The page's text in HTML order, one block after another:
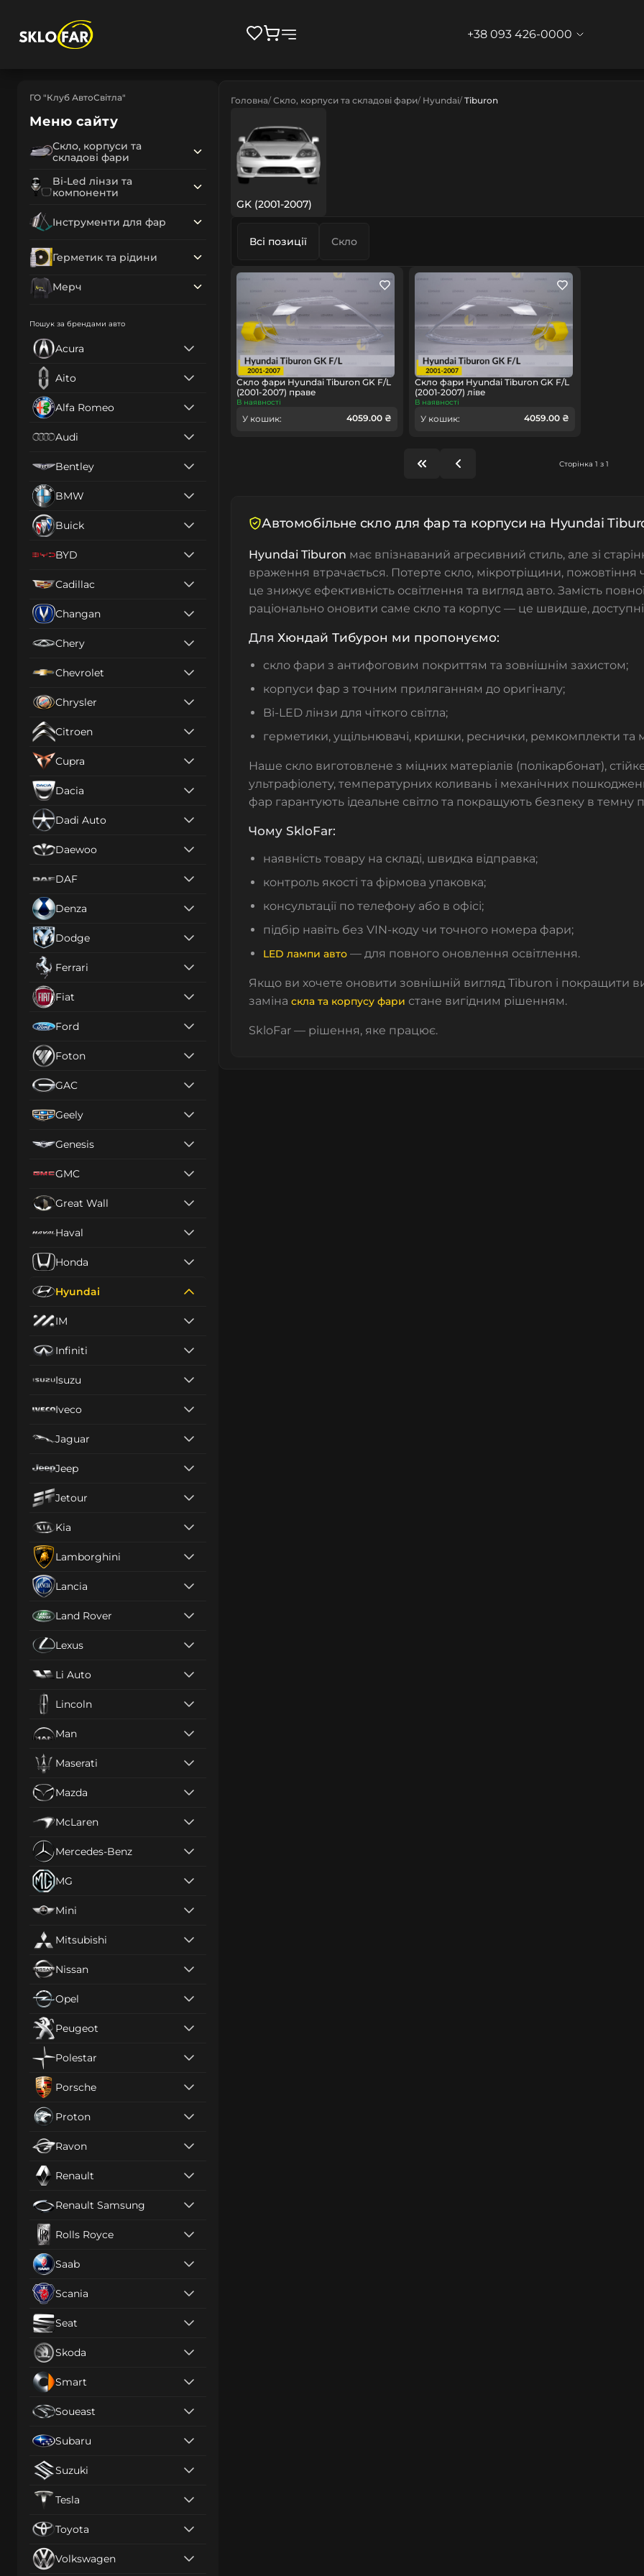
+38 093 426-0000
ГО "Клуб АвтоСвітла"
Меню сайту
Скло, корпуси та
складові фари
Bi-Led лінзи та
компоненти
Інструменти для фар
Герметик та рідини
Мерч
Пошук за брендами авто
Acura
Aito
Alfa Romeo
Audi
Bentley
BMW
Buick
BYD
Cadillac
Changan
Chery
Chevrolet
Chrysler
Citroen
Cupra
Dacia
Dadi Auto
Daewoo
DAF
Denza
Dodge
Ferrari
Fiat
Ford
Foton
GAC
Geely
Genesis
GMC
Great Wall
Haval
Honda
Hyundai
IM
Infiniti
Isuzu
Iveco
Jaguar
Jeep
Jetour
Kia
Lamborghini
Lancia
Land Rover
Lexus
Li Auto
Lincoln
Man
Maserati
Mazda
McLaren
Mercedes-Benz
MG
Mini
Mitsubishi
Nissan
Opel
Peugeot
Polestar
Porsche
Proton
Ravon
Renault
Renault Samsung
Rolls Royce
Saab
Scania
Seat
Skoda
Smart
Soueast
Subaru
Suzuki
Tesla
Toyota
Volkswagen
Головна Скло, корпуси та складові фари Hyundai Tiburon
GK (2001-2007)
Всі позиції Скло
Скло фари Hyundai Tiburon GK F/L
(2001-2007) праве
В наявності
У кошик: 4059.00 ₴
Скло фари Hyundai Tiburon GK F/L
(2001-2007) ліве
В наявності
У кошик: 4059.00 ₴
Сторінка 1 з 1
Автомобільне скло для фар та корпуси на Hyundai
Hyundai Tiburon має впізнаваний агресивний стиль, але зі
враження втрачається. Потерте скло, мікротріщини, пожовтіння
це знижує ефективність освітлення та вигляд авто. Замість
раціонально оновити саме скло та корпус — це швидше,
Для Хюндай Тибурон ми пропонуємо:
скло фари з антифоговим покриттям та зовнішнім захистом;
корпуси фар з точним приляганням до оригіналу;
Bi-LED лінзи для чіткого світла;
герметики, ущільнювачі, кришки, реснички, ремкомплекти та
Наше скло виготовлене з міцних матеріалів (полікарбонат),
ультрафіолету, температурних коливань і механічних
фар гарантують ідеальне світло та покращують безпеку в темну
Чому SkloFar:
наявність товару на складі, швидка відправка;
контроль якості та фірмова упаковка;
консультації по телефону або в офісі;
підбір навіть без VIN-коду чи точного номера фари;
LED лампи авто — для повного оновлення освітлення.
Якщо ви хочете оновити зовнішній вигляд Tiburon і покращити
заміна скла та корпусу фари стане вигідним рішенням.
SkloFar — рішення, яке працює.